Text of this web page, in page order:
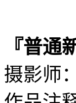
『普通
摄影师